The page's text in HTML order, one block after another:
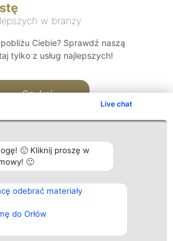
Live chat
🙂 Kliknij proszę w
🙂
odebrać materiały
do Orłów
w branży
Ciebie? Sprawdź naszą
tylko z usług najlepszych!
Szukaj
Plebiscyt
Laureaci
wszystkich
Laureatów
Regulamin
Kontakt
Kontakt